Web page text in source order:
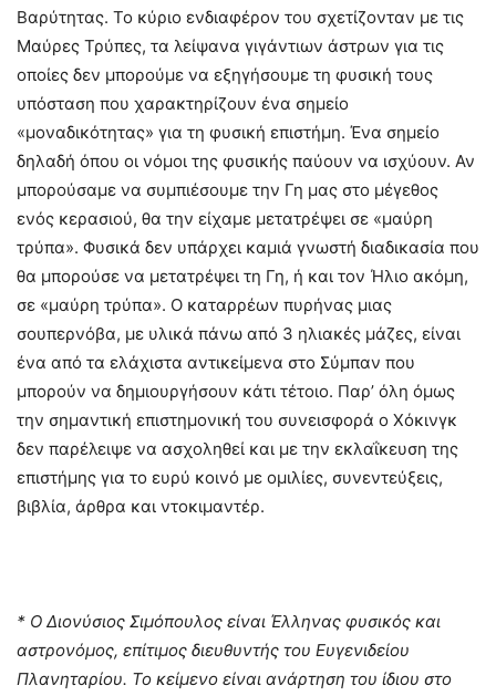
Βαρύτητας. Το κύριο ενδιαφέρον του σχετίζονταν με τις
Μαύρες Τρύπες, τα λείψανα γιγάντιων άστρων για τις
οποίες δεν μπορούμε να εξηγήσουμε τη φυσική τους
υπόσταση που χαρακτηρίζουν ένα σημείο
«μοναδικότητας» για τη φυσική επιστήμη. Ένα σημείο
δηλαδή όπου οι νόμοι της φυσικής παύουν να ισχύουν. Αν
μπορούσαμε να συμπιέσουμε την Γη μας στο μέγεθος
ενός κερασιού, θα την είχαμε μετατρέψει σε «μαύρη
τρύπα». Φυσικά δεν υπάρχει καμιά γνωστή διαδικασία που
θα μπορούσε να μετατρέψει τη Γη, ή και τον Ήλιο ακόμη,
σε «μαύρη τρύπα». Ο καταρρέων πυρήνας μιας
σουπερνόβα, με υλικά πάνω από 3 ηλιακές μάζες, είναι
ένα από τα ελάχιστα αντικείμενα στο Σύμπαν που
μπορούν να δημιουργήσουν κάτι τέτοιο. Παρ’ όλη όμως
την σημαντική επιστημονική του συνεισφορά ο Χόκινγκ
δεν παρέλειψε να ασχοληθεί και με την εκλαΐκευση της
επιστήμης για το ευρύ κοινό με ομιλίες, συνεντεύξεις,
βιβλία, άρθρα και ντοκιμαντέρ.
* Ο Διονύσιος Σιμόπουλος είναι Έλληνας φυσικός και
αστρονόμος, επίτιμος διευθυντής του Ευγενιδείου
Πλανηταρίου. Το κείμενο είναι ανάρτηση του ίδιου στο